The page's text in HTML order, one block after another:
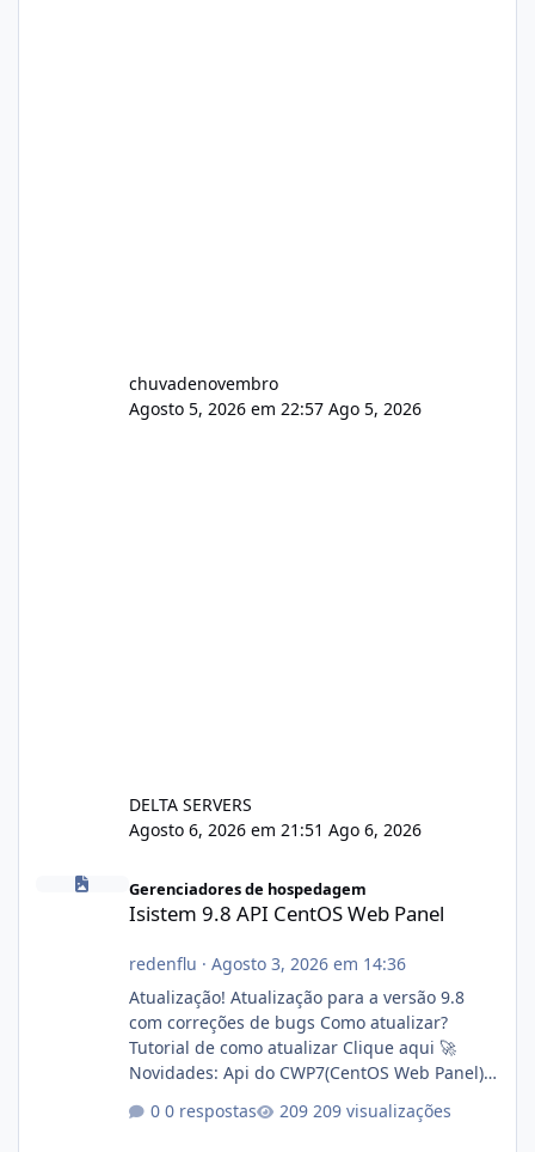
chuvadenovembro
Agosto 5, 2026 em 22:57 Ago 5, 2026
DELTA SERVERS
Agosto 6, 2026 em 21:51 Ago 6, 2026
Isistem 9.8 API CentOS Web Panel
Gerenciadores de hospedagem
Isistem 9.8 API CentOS Web Panel
redenflu · Agosto 3, 2026 em 14:36
Atualização! Atualização para a versão 9.8
com correções de bugs Como atualizar?
Tutorial de como atualizar Clique aqui 🚀
Novidades: Api do CWP7(CentOS Web Panel)
autorizado a usasr o isistem:
0 respostas 209 visualizações